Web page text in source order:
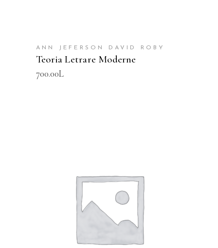
ANN JEFERSON DAVID ROBY
Teoria Letrare Moderne
700.00L
SHTOJE NË SHPORTË